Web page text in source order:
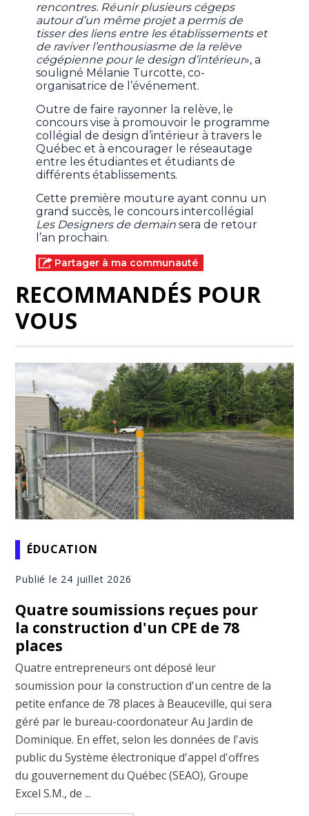
rencontres. Réunir plusieurs cégeps
autour d’un même projet a permis de
tisser des liens entre les établissements et
de raviver l’enthousiasme de la relève
cégépienne pour le design d’intérieur», a
souligné Mélanie Turcotte, co-
organisatrice de l’événement.
Outre de faire rayonner la relève, le
concours vise à promouvoir le programme
collégial de design d’intérieur à travers le
Québec et à encourager le réseautage
entre les étudiantes et étudiants de
différents établissements.
Cette première mouture ayant connu un
grand succès, le concours intercollégial
Les Designers de demain sera de retour
l’an prochain.
Partager à ma communauté
RECOMMANDÉS POUR
VOUS
ÉDUCATION
Publié le 24 juillet 2026
Quatre soumissions reçues pour
la construction d'un CPE de 78
places
Quatre entrepreneurs ont déposé leur
soumission pour la construction d'un centre de la
petite enfance de 78 places à Beauceville, qui sera
géré par le bureau-coordonateur Au Jardin de
Dominique. En effet, selon les données de l'avis
public du Système électronique d'appel d'offres
du gouvernement du Québec (SEAO), Groupe
Excel S.M., de ...